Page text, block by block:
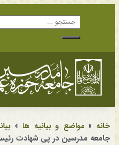
خانه »مواضع و بیانیه ها »
جامعه مدرسین در پی شهادت